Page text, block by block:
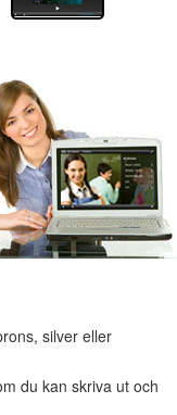
silver eller
du kan skriva ut och